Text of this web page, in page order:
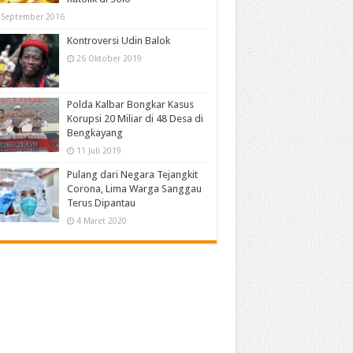
2016
Kontroversi Udin Balok
26 Oktober 2019
Polda Kalbar Bongkar Kasus
Korupsi 20 Miliar di 48 Desa di
Bengkayang
11 Juli 2019
Pulang dari Negara Tejangkit
Corona, Lima Warga Sanggau
Terus Dipantau
4 Maret 2020